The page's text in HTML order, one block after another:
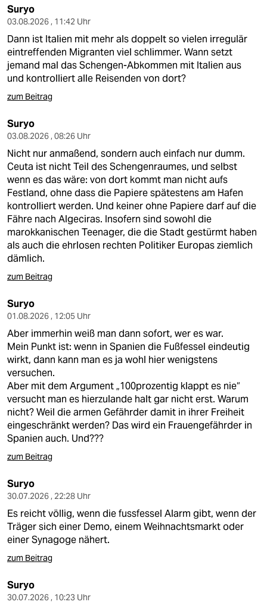
Suryo
03.08.2026 , 11:42 Uhr
Dann ist Italien mit mehr als doppelt so vielen irregulär
eintreffenden Migranten viel schlimmer. Wann setzt
jemand mal das Schengen-Abkommen mit Italien aus
und kontrolliert alle Reisenden von dort?
zum Beitrag
Suryo
03.08.2026 , 08:26 Uhr
Nicht nur anmaßend, sondern auch einfach nur dumm.
Ceuta ist nicht Teil des Schengenraumes, und selbst
wenn es das wäre: von dort kommt man nicht aufs
Festland, ohne dass die Papiere spätestens am Hafen
kontrolliert werden. Und keiner ohne Papiere darf auf die
Fähre nach Algeciras. Insofern sind sowohl die
marokkanischen Teenager, die die Stadt gestürmt haben
als auch die ehrlosen rechten Politiker Europas ziemlich
dämlich.
zum Beitrag
Suryo
01.08.2026 , 12:05 Uhr
Aber immerhin weiß man dann sofort, wer es war.
Mein Punkt ist: wenn in Spanien die Fußfessel eindeutig
wirkt, dann kann man es ja wohl hier wenigstens
versuchen.
Aber mit dem Argument „100prozentig klappt es nie“
versucht man es hierzulande halt gar nicht erst. Warum
nicht? Weil die armen Gefährder damit in ihrer Freiheit
eingeschränkt werden? Das wird ein Frauengefährder in
Spanien auch. Und???
zum Beitrag
Suryo
30.07.2026 , 22:28 Uhr
Es reicht völlig, wenn die fussfessel Alarm gibt, wenn der
Träger sich einer Demo, einem Weihnachtsmarkt oder
einer Synagoge nähert.
zum Beitrag
Suryo
30.07.2026 , 10:23 Uhr